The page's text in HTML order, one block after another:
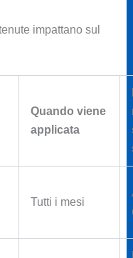
impattano sul
Quando viene
applicata
Tutti i mesi